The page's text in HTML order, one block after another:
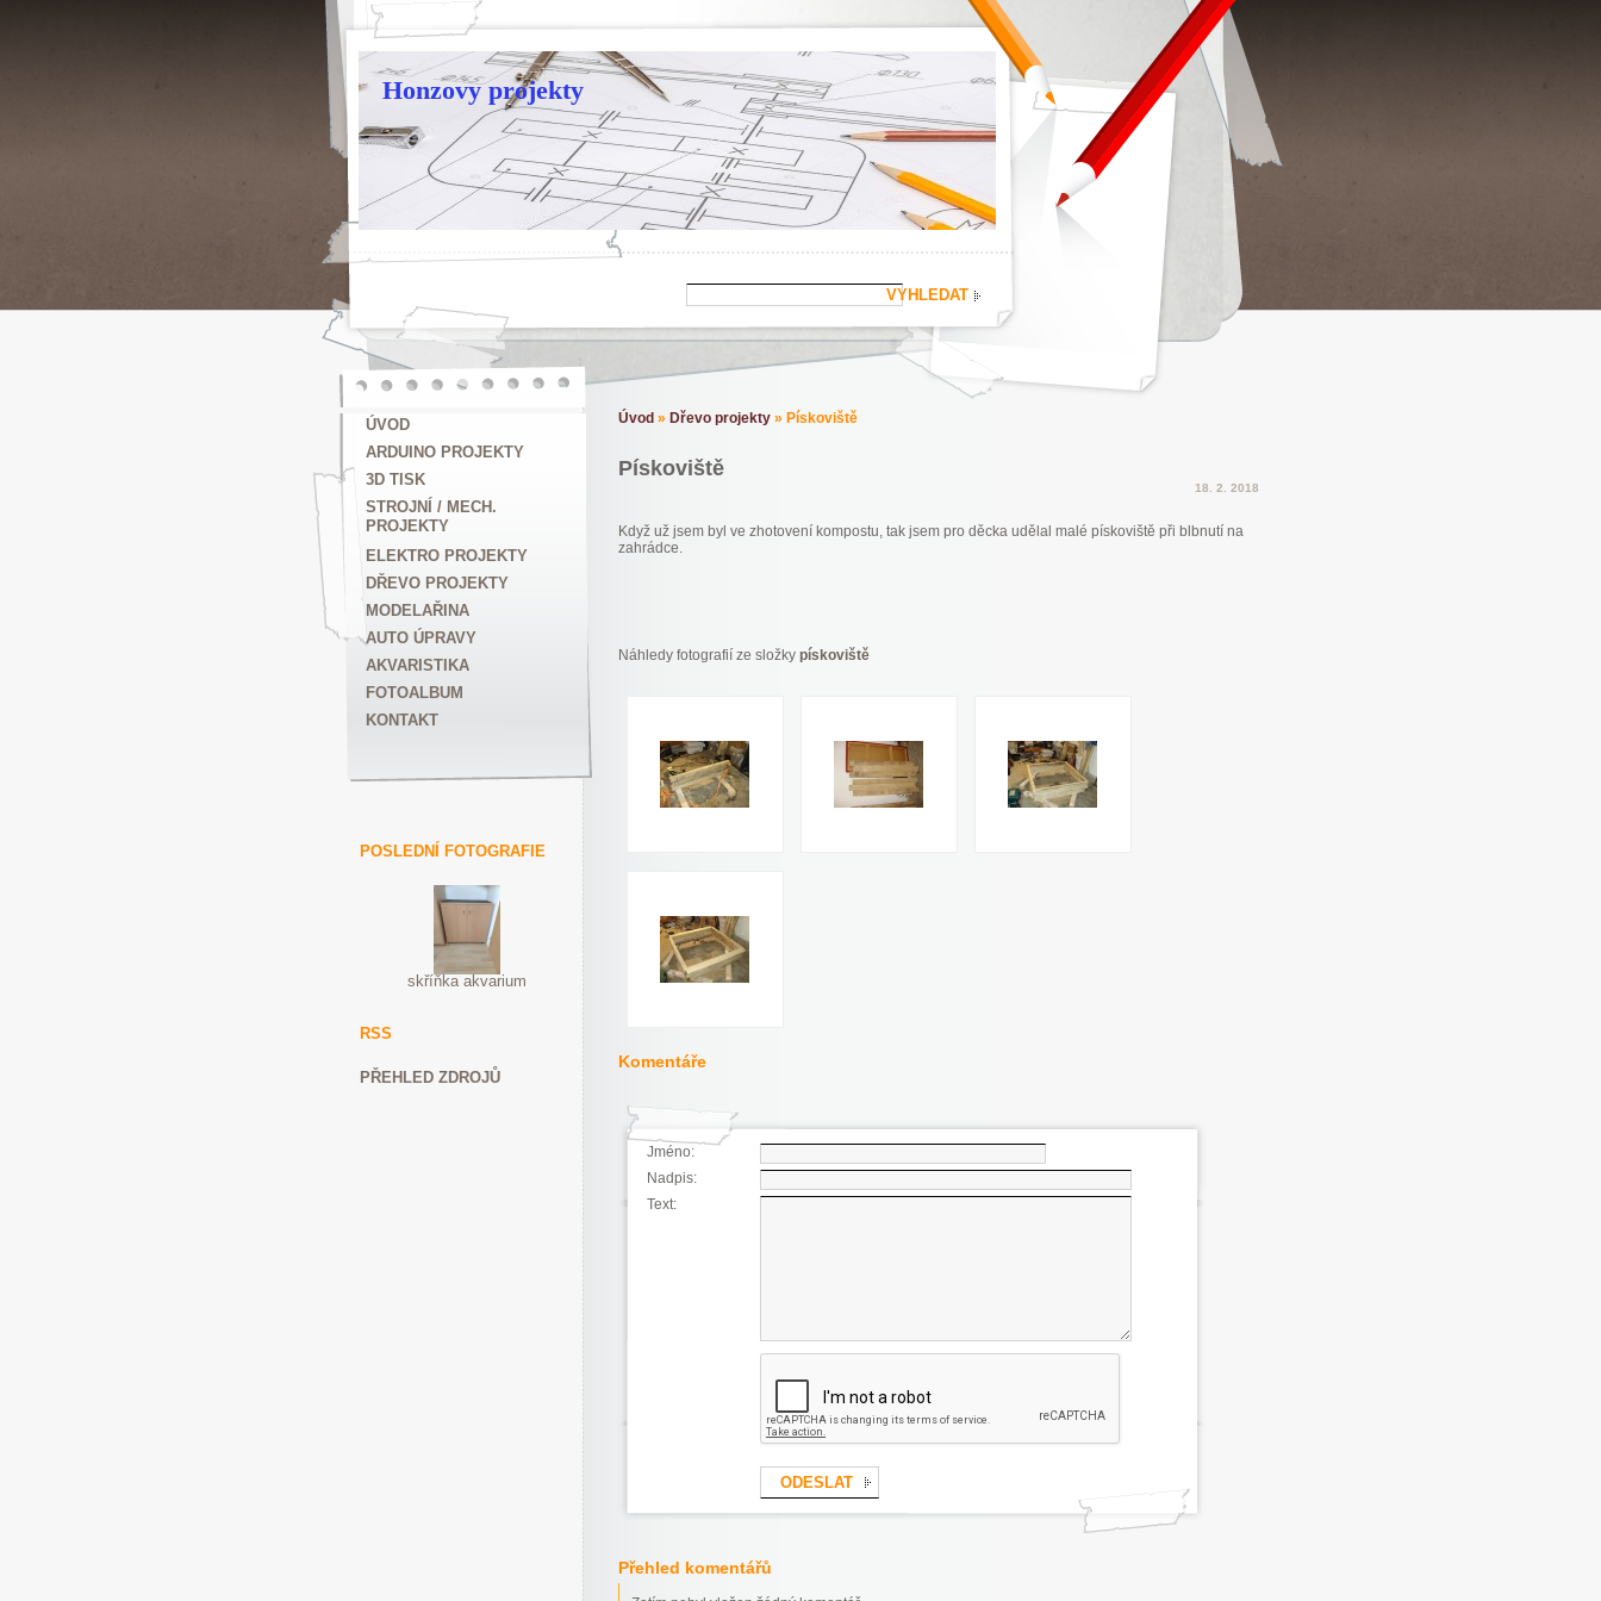
Honzovy projekty
ÚVOD
ARDUINO PROJEKTY
3D TISK
STROJNÍ / MECH.
PROJEKTY
ELEKTRO PROJEKTY
DŘEVO PROJEKTY
MODELAŘINA
AUTO ÚPRAVY
AKVARISTIKA
FOTOALBUM
KONTAKT
POSLEDNÍ FOTOGRAFIE
skříňka akvarium
RSS
PŘEHLED ZDROJŮ
Úvod » Dřevo projekty» Pískoviště
Pískoviště
18. 2. 2018
Když už jsem byl ve zhotovení kompostu, tak jsem pro děcka udělal malé pískoviště při blbnutí na
zahrádce.
Náhledy fotografií ze složky pískoviště
Komentáře
Jméno:
Nadpis:
Text:
Přehled komentářů